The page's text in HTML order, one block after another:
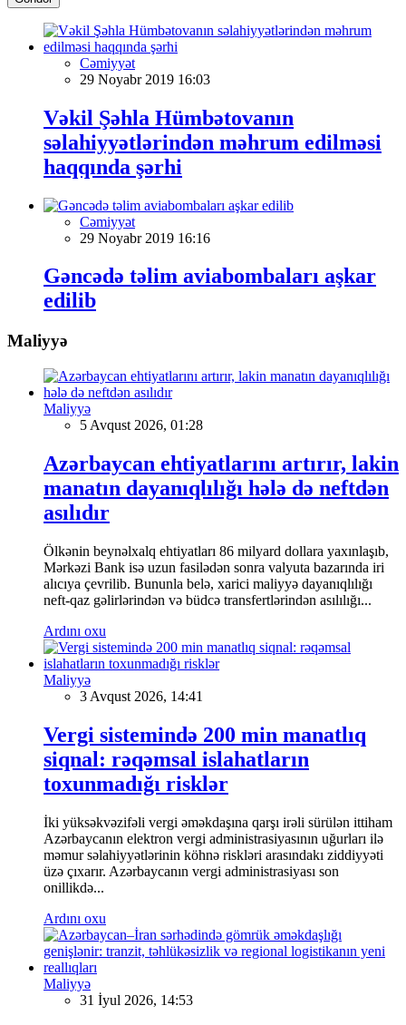
Cəmiyyət
29 Noyabr 2019 16:03
Vəkil Şəhla Hümbətovanın
səlahiyyətlərindən məhrum edilməsi
haqqında şərhi
Cəmiyyət
29 Noyabr 2019 16:16
Gəncədə təlim aviabombaları aşkar
edilib
Maliyyə
Maliyyə
5 Avqust 2026, 01:28
Azərbaycan ehtiyatlarını artırır, lakin
manatın dayanıqlılığı hələ də neftdən
asılıdır
Ölkənin beynəlxalq ehtiyatları 86 milyard dollara yaxınlaşıb,
Mərkəzi Bank isə uzun fasilədən sonra valyuta bazarında iri
alıcıya çevrilib. Bununla belə, xarici maliyyə dayanıqlılığı
neft-qaz gəlirlərindən və büdcə transfertlərindən asılılığı...
Ardını oxu
Maliyyə
3 Avqust 2026, 14:41
Vergi sistemində 200 min manatlıq
siqnal: rəqəmsal islahatların
toxunmadığı risklər
İki yüksəkvəzifəli vergi əməkdaşına qarşı irəli sürülən ittiham
Azərbaycanın elektron vergi administrasiyasının uğurları ilə
məmur səlahiyyətlərinin köhnə riskləri arasındakı ziddiyyəti
üzə çıxarır. Azərbaycanın vergi administrasiyası son
onillikdə...
Ardını oxu
Maliyyə
31 İyul 2026, 14:53